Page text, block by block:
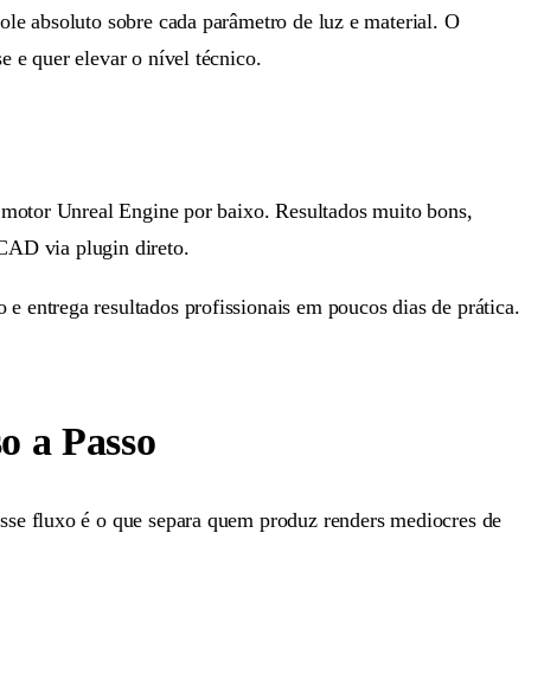
absoluto sobre cada parâmetro de luz e material. O
e quer elevar o nível técnico.
Unreal Engine por baixo. Resultados muito bons,
via plugin direto.
entrega resultados profissionais em poucos dias de prática.
a Passo
fluxo é o que separa quem produz renders mediocres de